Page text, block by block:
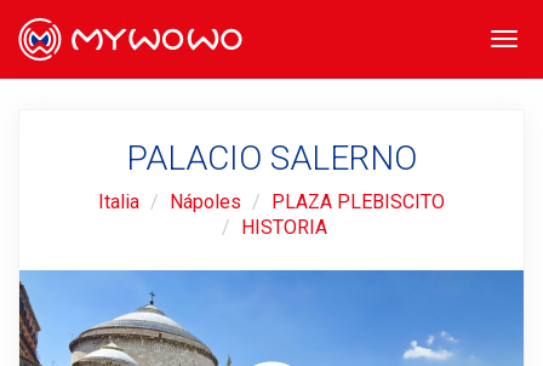
PALACIO SALERNO
Italia Nápoles
PLAZA PLEBISCITO
HISTORIA